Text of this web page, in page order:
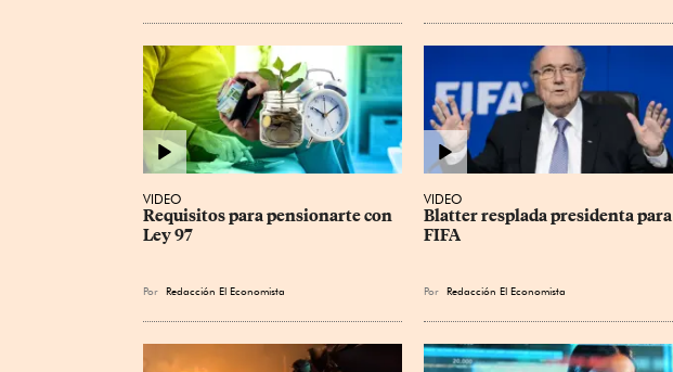
VIDEO
Requisitos para pensionarte con
Ley 97
Por Redacción El Economista
VIDEO
Blatter resplada presidenta para
FIFA
Por Redacción El Economista